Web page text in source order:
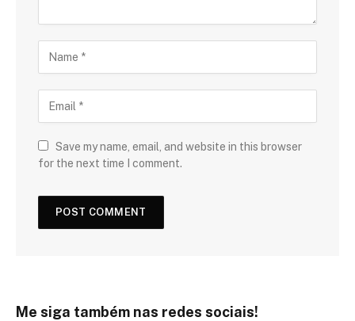
Save my name, email, and website in this browser
for the next time I comment.
Me siga também nas redes sociais!